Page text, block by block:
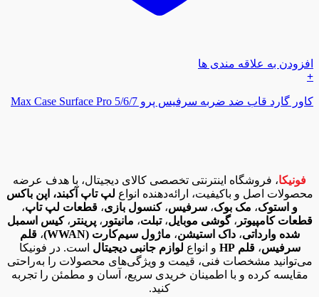
افزودن به علاقه مندی ها
+
کاور گارد قاب ضد ضربه سرفیس پرو Max Case Surface Pro 5/6/7
فونیکا، فروشگاه اینترنتی تخصصی کالای دیجیتال، با هدف عرضه
محصولات اصل و باکیفیت، ارائه‌دهنده انواع لپ تاپ آکبند، اپن باکس
و استوک، مک بوک، سرفیس، کنسول بازی، قطعات لپ تاپ،
قطعات کامپیوتر ،گوشی موبایل،تبلت، مانیتور ،پرینتر ،کیس اسمبل
شده وارداتی،داک استیشن، ماژول سیم‌کارت (WWAN) ،قلم
سرفیس،قلم HP و انواع لوازم جانبی دیجیتال است. در فونیکا
می‌توانید مشخصات فنی، قیمت و ویژگی‌های محصولات را به‌راحتی
مقایسه کرده و با اطمینان خریدی سریع، آسان و مطمئن را تجربه
کنید.